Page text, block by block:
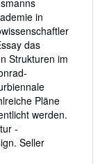
in
das
Strukturen im
Pläne
werden.
-
Seller